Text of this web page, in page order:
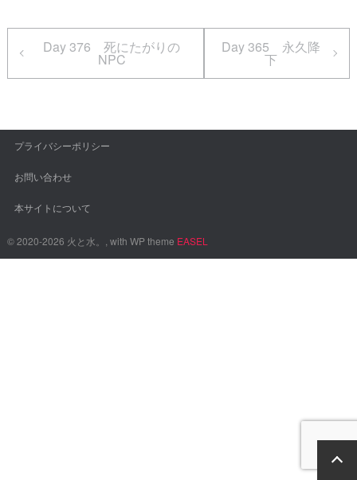
Day 376 死にたがりの
NPC
Day 365 永久降
下
プライバシーポリシー
お問い合わせ
本サイトについて
© 2020-2026 火と水。, with WP theme EASEL